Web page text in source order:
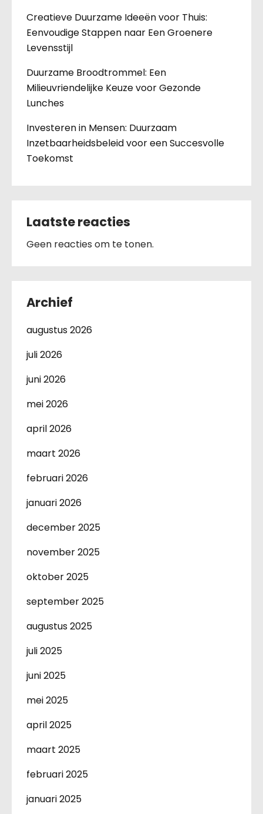
Creatieve Duurzame Ideeën voor Thuis:
Eenvoudige Stappen naar Een Groenere
Levensstijl
Duurzame Broodtrommel: Een
Milieuvriendelijke Keuze voor Gezonde
Lunches
Investeren in Mensen: Duurzaam
Inzetbaarheidsbeleid voor een Succesvolle
Toekomst
Laatste reacties
Geen reacties om te tonen.
Archief
augustus 2026
juli 2026
juni 2026
mei 2026
april 2026
maart 2026
februari 2026
januari 2026
december 2025
november 2025
oktober 2025
september 2025
augustus 2025
juli 2025
juni 2025
mei 2025
april 2025
maart 2025
februari 2025
januari 2025